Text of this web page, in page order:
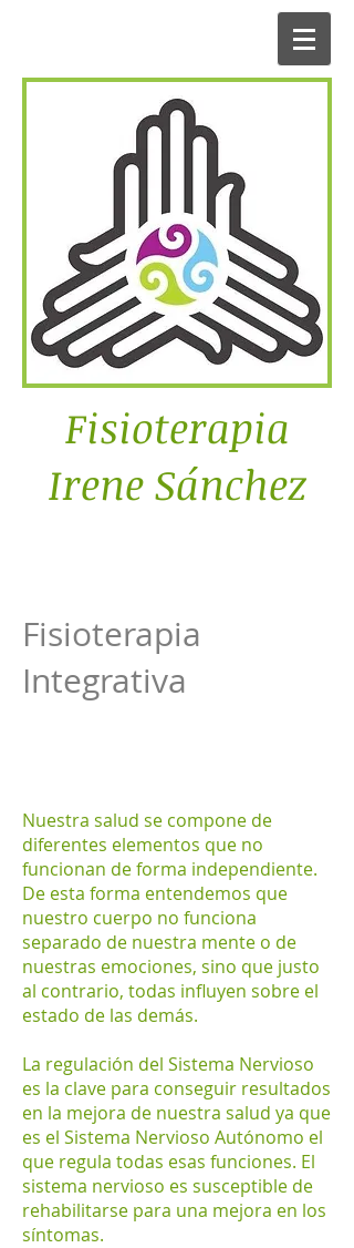
Fisioterapia
Irene Sánchez
Fisioterapia
Integrativa
Nuestra salud se compone de
diferentes elementos que no
funcionan de forma independiente.
De esta forma entendemos que
nuestro cuerpo no funciona
separado de nuestra mente o de
nuestras emociones, sino que justo
al contrario, todas influyen sobre el
estado de las demás.
La regulación del Sistema Nervioso
es la clave para conseguir resultados
en la mejora de nuestra salud ya que
es el Sistema Nervioso Autónomo el
que regula todas esas funciones. El
sistema nervioso es susceptible de
rehabilitarse para una mejora en los
síntomas.